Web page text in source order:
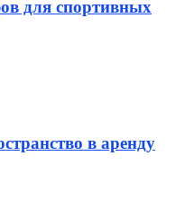
для спортивных
в аренду